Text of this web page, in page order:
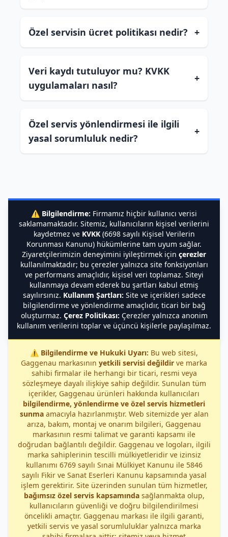
Özel servisin ücret politikası nedir? +
Veri kaydı tutuluyor mu? KVKK
uygulamaları nasıl?
+
Özel servis yönlendirmesi ile ilgili
yasal sorumluluk nedir?
+
⚠️ Bilgilendirme: Firmamız hiçbir kullanıcı verisi
saklamamaktadır. Sitemiz, kullanıcıların kişisel verilerini
kaydetmez ve KVKK(6698 sayılı Kişisel Verilerin
Korunması Kanunu) hükümlerine tam uyum sağlar.
Ziyaretçilerimizin deneyimini iyileştirmek için çerezler
kullanılmaktadır; bu çerezler yalnızca site fonksiyonları
ve performans amaçlıdır, kişisel veri toplamaz. Siteyi
kullanmaya devam ederek bu şartları kabul etmiş
sayılırsınız. Kullanım Şartları: Site ve içerikleri sadece
bilgilendirme ve yönlendirme amaçlıdır, ticari bir bağ
oluşturmaz. Çerez Politikası: Çerezler yalnızca anonim
kullanım verilerini toplar ve üçüncü kişilerle paylaşılmaz.
⚠️ Bilgilendirme ve Hukuki Uyarı: Bu web sitesi,
Gaggenau markasının yetkili servisi değildir ve marka
sahibi firmalar ile herhangi bir ticari, resmi veya
sözleşmeye dayalı ilişkiye sahip değildir. Sunulan tüm
içerikler, Gaggenau ürünleri hakkında kullanıcıları
bilgilendirme, yönlendirme ve özel servis hizmetleri
sunmaamacıyla hazırlanmıştır. Web sitemizde yer alan
arıza, bakım, montaj ve onarım bilgileri, Gaggenau
markasının resmi talimat ve garanti kapsamı ile
doğrudan bağlantılı değildir. Gaggenau ve logoları, ilgili
marka sahiplerinin tescilli mülkiyetleridir ve izinsiz
kullanımı 6769 sayılı Sınai Mülkiyet Kanunu ile 5846
sayılı Fikir ve Sanat Eserleri Kanunu kapsamında yasal
işlem gerektirir. Site üzerinden sunulan tüm hizmetler,
bağımsız özel servis kapsamındasağlanmakta olup,
kullanıcıların güvenliği ve doğru bilgilendirilmesi
öncelikli amaçtır. Gaggenau markası ile ilgili garanti,
yetkili servis ve yasal sorumluluklar yalnızca marka